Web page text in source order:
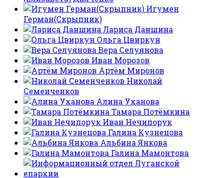
Игумен
Герман(Скрыпник)
Лариса Даншина
Ольга Цвиркун
Вера Селуянова
Иван Морозов
Артём Миронов
Николай
Семенченков
Алина Уханова
Тамара Потёмкина
Иван Нечипорук
Галина Кузнецова
Альбина Янкова
Галина Мамонтова